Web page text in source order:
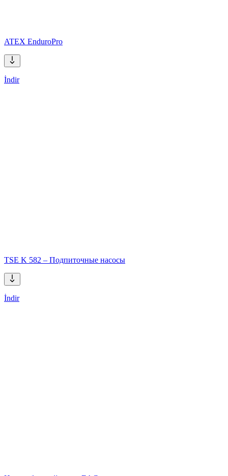
ATEX EnduroPro
İndir
TSE K 582 – Подпиточные насосы
İndir